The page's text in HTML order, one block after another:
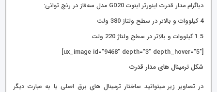
دیاگرام مدار قدرت اینورتر اینوت GD20 مدل سه‌فاز در رنج توانی:
4 کیلووات و بالاتر در سطح ولتاژ 380 ولت
1.5 کیلووات و بالاتر در سطح ولتاژ 220 ولت
[ux_image id=”9468″ depth=”3″ depth_hover=”5″]
شکل ترمینال های مدار قدرت
در تصاویر زیر میتوانید ساختار ترمینال های برق اصلی یا به عبارت دیگر